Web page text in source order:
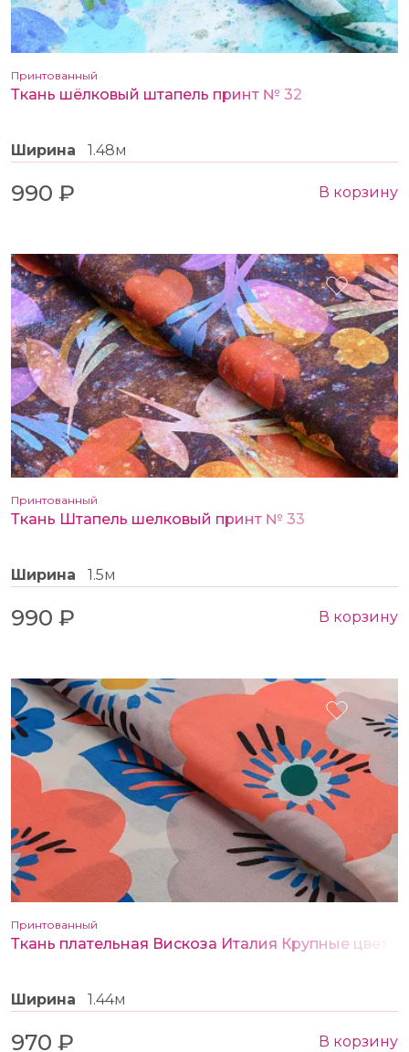
Принтованный
Ткань шёлковый штапель принт № 32
Ширина 1.48м
990 ₽ В корзину
Принтованный
Ткань Штапель шелковый принт № 33
Ширина 1.5м
990 ₽ В корзину
Принтованный
Ширина 1.44м
970 ₽ В корзину